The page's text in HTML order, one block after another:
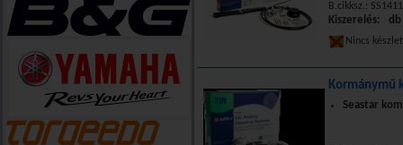
B.cikksz.:
Kiszerelés: db
Nincs
Kormánymű
Seastar